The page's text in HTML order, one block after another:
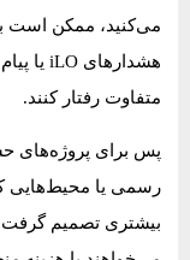
متفاوت رفتار کنند.
پس برای پروژه‌های
بیشتری تصمیم